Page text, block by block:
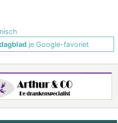
je Google-favoriet